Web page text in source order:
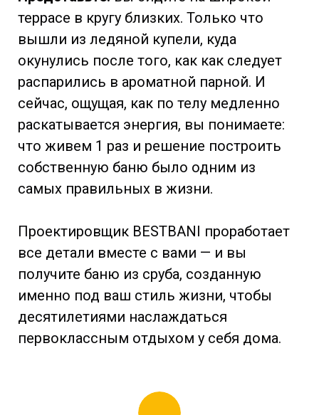
террасе в кругу близких. Только что
вышли из ледяной купели, куда
окунулись после того, как как следует
распарились в ароматной парной. И
сейчас, ощущая, как по телу медленно
раскатывается энергия, вы понимаете:
что живем 1 раз и решение построить
собственную баню было одним из
самых правильных в жизни.
Проектировщик BESTBANI проработает
все детали вместе с вами — и вы
получите баню из сруба, созданную
именно под ваш стиль жизни, чтобы
десятилетиями наслаждаться
первоклассным отдыхом у себя дома.